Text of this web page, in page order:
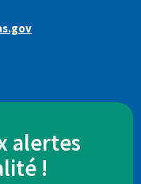
alertes
!